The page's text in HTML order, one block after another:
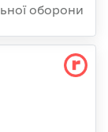
оборони